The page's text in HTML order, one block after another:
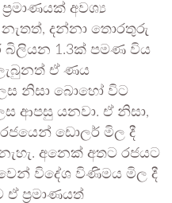
අවශ්‍ය
දන්නා තොරතුරු
බිලියන 1.3ක් පමණ විය
ඒ ණය
නිසා බොහෝ විට
ආපසු යනවා. ඒ නිසා,
ඩොලර් මිල දී
අනෙක් අතට රජයට
විදේශ විණිමය මිල දී
ප්‍රමාණයත්